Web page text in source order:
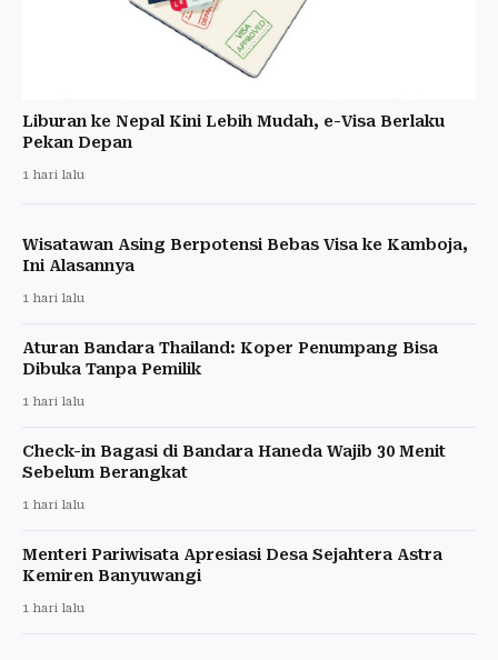
Liburan ke Nepal Kini Lebih Mudah, e-Visa Berlaku
Pekan Depan
1 hari lalu
Wisatawan Asing Berpotensi Bebas Visa ke Kamboja,
Ini Alasannya
1 hari lalu
Aturan Bandara Thailand: Koper Penumpang Bisa
Dibuka Tanpa Pemilik
1 hari lalu
Check-in Bagasi di Bandara Haneda Wajib 30 Menit
Sebelum Berangkat
1 hari lalu
Menteri Pariwisata Apresiasi Desa Sejahtera Astra
Kemiren Banyuwangi
1 hari lalu